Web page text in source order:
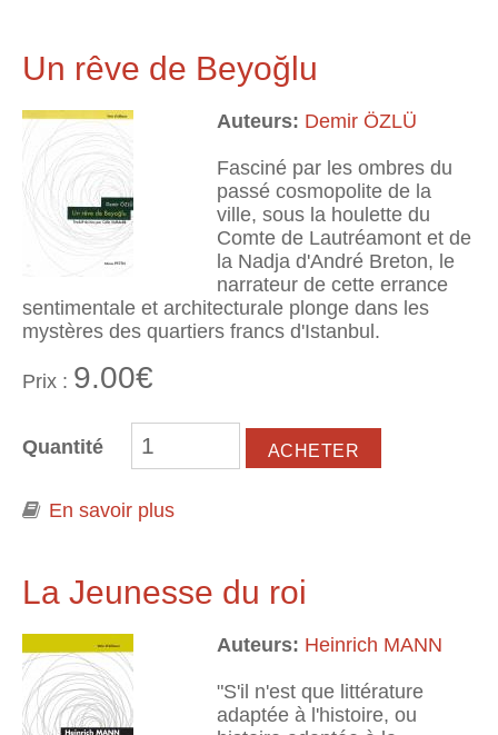
Un rêve de Beyoğlu
Auteurs: Demir ÖZLÜ
Fasciné par les ombres du
passé cosmopolite de la
ville, sous la houlette du
Comte de Lautréamont et de
la Nadja d'André Breton, le
narrateur de cette errance
sentimentale et architecturale plonge dans les
mystères des quartiers francs d'Istanbul.
Prix : 9.00€
Quantité
En savoir plus
La Jeunesse du roi
Auteurs: Heinrich MANN
"S'il n'est que littérature
adaptée à l'histoire, ou